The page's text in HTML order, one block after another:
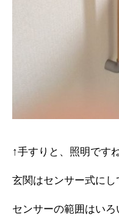
↑手すりと、照明ですね
玄関はセンサー式にし
センサーの範囲はい